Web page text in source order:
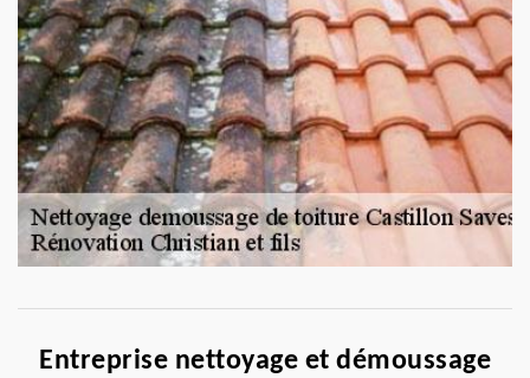
Entreprise nettoyage et démoussage